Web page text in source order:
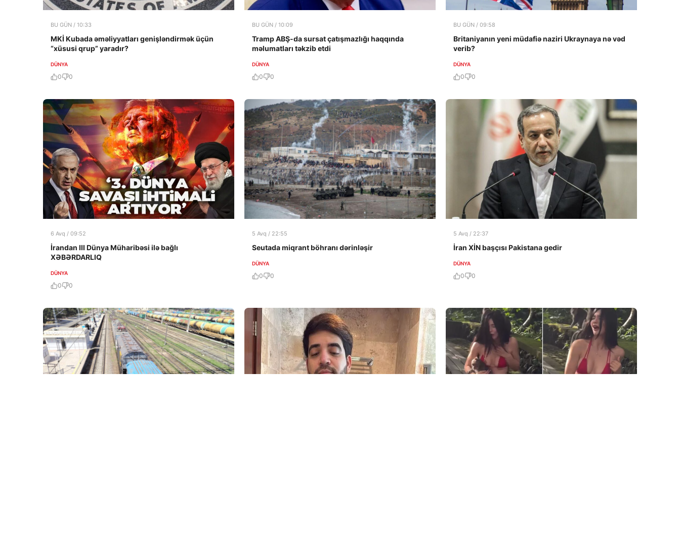
BU GÜN / 10:33
MKİ Kubada əməliyyatları genişləndirmək üçün
“xüsusi qrup” yaradır?
DÜNYA
0 0
BU GÜN / 10:09
Tramp ABŞ-da sursat çatışmazlığı haqqında
məlumatları təkzib etdi
DÜNYA
0 0
BU GÜN / 09:58
Britaniyanın yeni müdafiə naziri Ukraynaya nə vəd
verib?
DÜNYA
0 0
6 Avq / 09:52
İrandan III Dünya Müharibəsi ilə bağlı
XƏBƏRDARLIQ
DÜNYA
0 0
5 Avq / 22:55
Seutada miqrant böhranı dərinləşir
DÜNYA
0 0
5 Avq / 22:37
İran XİN başçısı Pakistana gedir
DÜNYA
0 0